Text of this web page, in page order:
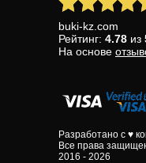
buki-kz.com
Рейтинг: 4.78 из
На основе
Разработано с ♥
Все права
2016 - 2026